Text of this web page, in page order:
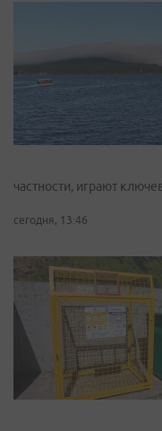
частности, играют
сегодня, 13:46